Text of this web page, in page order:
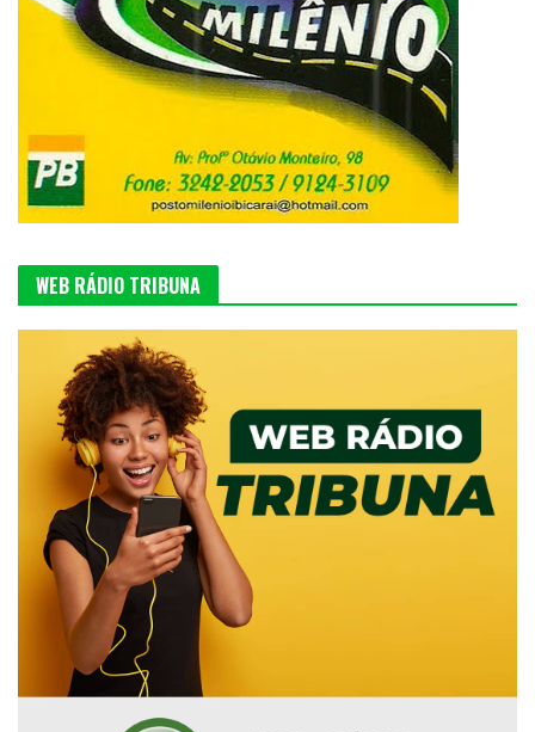
WEB RÁDIO TRIBUNA